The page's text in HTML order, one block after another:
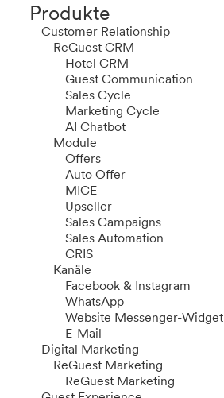
Produkte
Customer Relationship
ReGuest CRM
Hotel CRM
Guest Communication
Sales Cycle
Marketing Cycle
AI Chatbot
Module
Offers
Auto Offer
MICE
Upseller
Sales Campaigns
Sales Automation
CRIS
Kanäle
Facebook & Instagram
WhatsApp
Website Messenger-Widget
E-Mail
Digital Marketing
ReGuest Marketing
ReGuest Marketing